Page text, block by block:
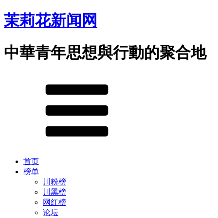
茉莉花新闻网
中華青年思想與行動的聚合地
首页
榜单
川粉榜
川黑榜
网红榜
论坛